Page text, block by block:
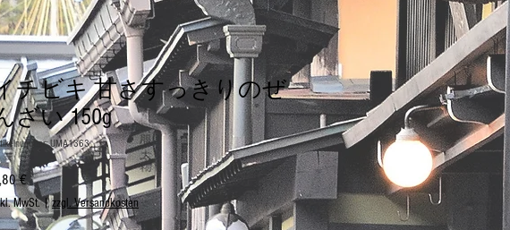
チビキ 甘さすっきりのぜ
ざい 150g
UMA1363
€Preis
MwSt.|zzgl. Versandkosten